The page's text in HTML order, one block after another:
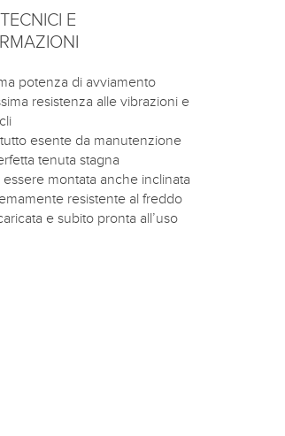
E
potenza di avviamento
resistenza alle vibrazioni e
esente da manutenzione
tenuta stagna
essere montata anche inclinata
resistente al freddo
e subito pronta all’uso